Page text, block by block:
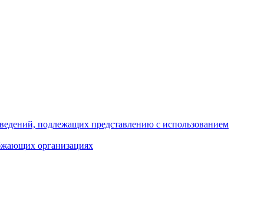
подлежащих представлению с использованием
организациях